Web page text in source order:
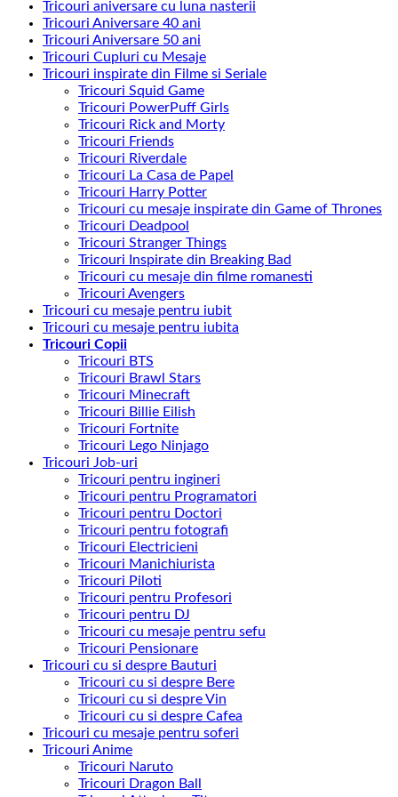
Tricouri aniversare cu luna nasterii
Tricouri Aniversare 40 ani
Tricouri Aniversare 50 ani
Tricouri Cupluri cu Mesaje
Tricouri inspirate din Filme si Seriale
Tricouri Squid Game
Tricouri PowerPuff Girls
Tricouri Rick and Morty
Tricouri Friends
Tricouri Riverdale
Tricouri La Casa de Papel
Tricouri Harry Potter
Tricouri cu mesaje inspirate din Game of Thrones
Tricouri Deadpool
Tricouri Stranger Things
Tricouri Inspirate din Breaking Bad
Tricouri cu mesaje din filme romanesti
Tricouri Avengers
Tricouri cu mesaje pentru iubit
Tricouri cu mesaje pentru iubita
Tricouri Copii
Tricouri BTS
Tricouri Brawl Stars
Tricouri Minecraft
Tricouri Billie Eilish
Tricouri Fortnite
Tricouri Lego Ninjago
Tricouri Job-uri
Tricouri pentru ingineri
Tricouri pentru Programatori
Tricouri pentru Doctori
Tricouri pentru fotografi
Tricouri Electricieni
Tricouri Manichiurista
Tricouri Piloti
Tricouri pentru Profesori
Tricouri pentru DJ
Tricouri cu mesaje pentru sefu
Tricouri Pensionare
Tricouri cu si despre Bauturi
Tricouri cu si despre Bere
Tricouri cu si despre Vin
Tricouri cu si despre Cafea
Tricouri cu mesaje pentru soferi
Tricouri Anime
Tricouri Naruto
Tricouri Dragon Ball